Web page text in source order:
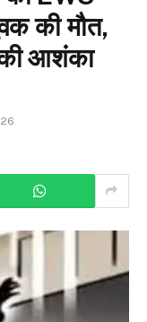
की मौत,
आशंका